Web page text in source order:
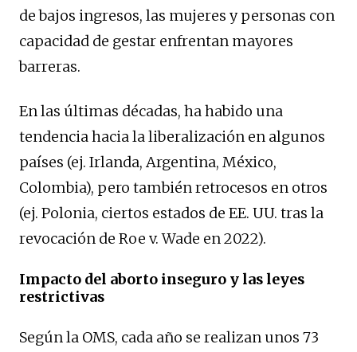
de bajos ingresos, las mujeres y personas con
capacidad de gestar enfrentan mayores
barreras.
En las últimas décadas, ha habido una
tendencia hacia la liberalización en algunos
países (ej. Irlanda, Argentina, México,
Colombia), pero también retrocesos en otros
(ej. Polonia, ciertos estados de EE. UU. tras la
revocación de Roe v. Wade en 2022).
Impacto del aborto inseguro y las leyes
restrictivas
Según la OMS, cada año se realizan unos 73